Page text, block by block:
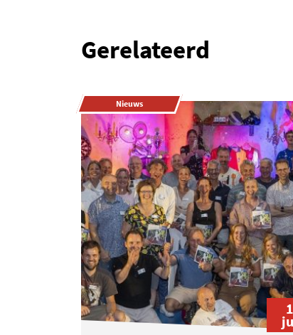
Gerelateerd
Nieuws
1